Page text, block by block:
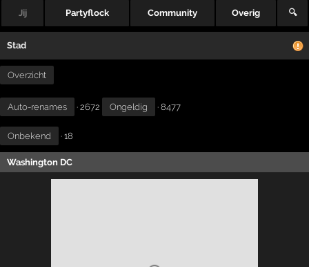
Jij Partyflock Community Overig 🔍
Stad
Overzicht
Auto-renames · 2672 Ongeldig · 8477
Onbekend · 18
Washington DC